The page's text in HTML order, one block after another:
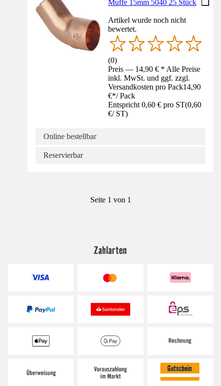
Muffe 15mm 5040 25 Stück
Artikel wurde noch nicht
bewertet.
(0)
Preis — 14,90 € * Alle Preise
inkl. MwSt. und ggf. zzgl.
Versandkosten pro Pack14,90
€*/ Pack
Entspricht 0,60 € pro ST(0,60
€/ ST)
Online bestellbar
Reservierbar
Seite 1 von 1
Zahlarten